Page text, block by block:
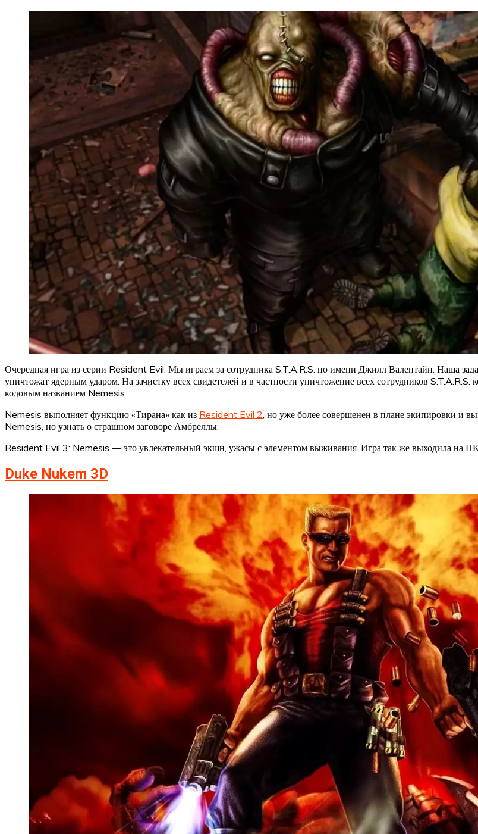
Очередная игра из серии Resident Evil. Мы играем за сотрудника S.T.A.R.S. по имени Джилл Валентайн. Наша
уничтожат ядерным ударом. На зачистку всех свидетелей и в частности уничтожение всех сотрудников
кодовым названием Nemesis.
Nemesis выполняет функцию «Тирана» как из Resident Evil 2, но уже более совершенен в плане экипировки и
Nemesis, но узнать о страшном заговоре Амбреллы.
Resident Evil 3: Nemesis — это увлекательный экшн, ужасы с элементом выживания. Игра так же выходила на
Duke Nukem 3D